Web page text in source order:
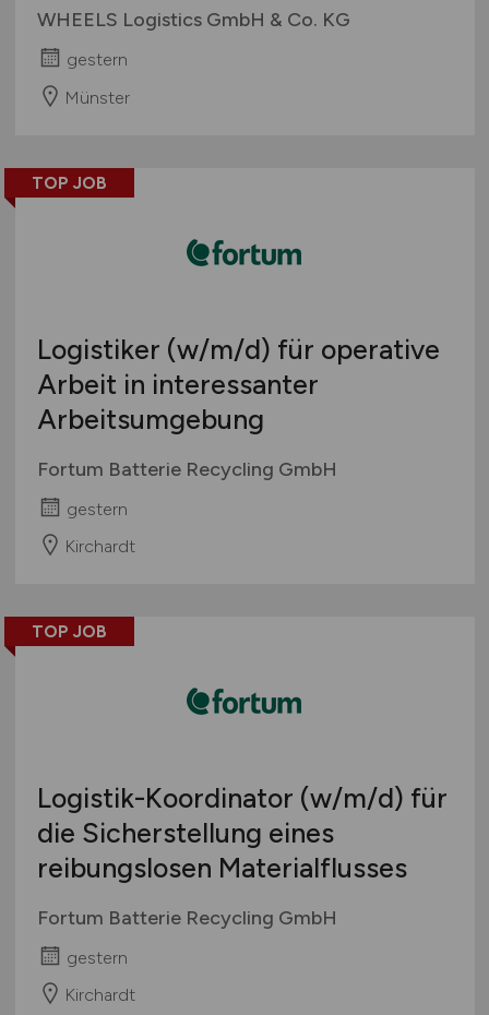
WHEELS Logistics GmbH & Co. KG
gestern
Münster
TOP JOB
Logistiker (w/m/d) für operative
Arbeit in interessanter
Arbeitsumgebung
Fortum Batterie Recycling GmbH
gestern
Kirchardt
TOP JOB
Logistik-Koordinator (w/m/d) für
die Sicherstellung eines
reibungslosen Materialflusses
Fortum Batterie Recycling GmbH
gestern
Kirchardt